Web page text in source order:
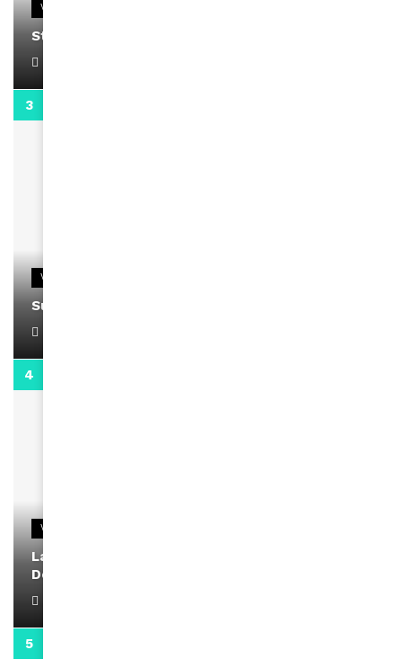
VIDEOS
Stacy passe un message
VIDEOS
Support Black Business Wee-kend
VIDEOS
La rubrique santé speciale coronavirus du
Docteur Makanda